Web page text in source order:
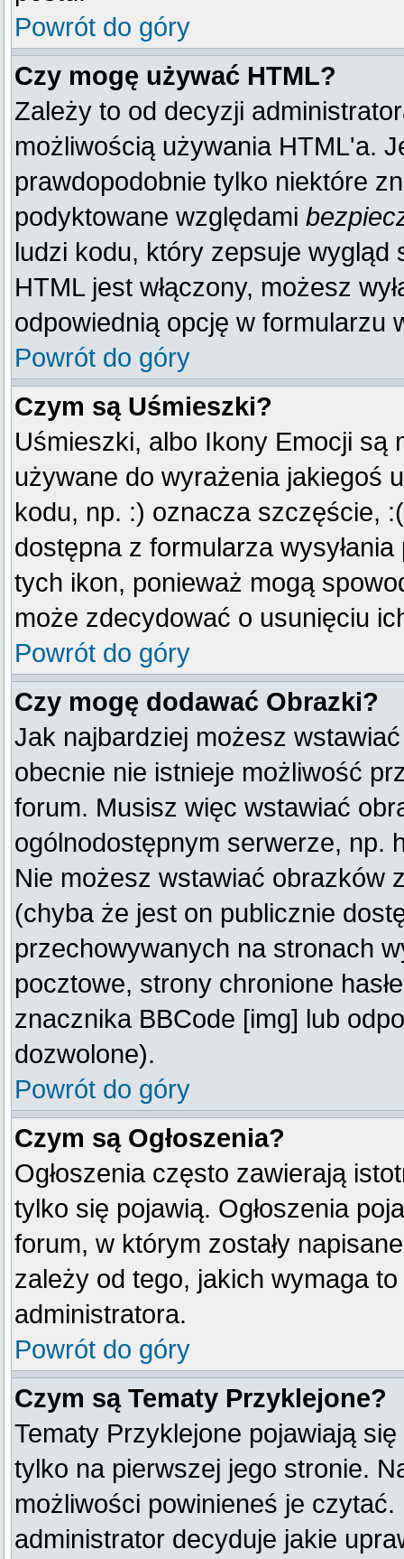
Powrót do góry
Czy mogę używać HTML?
Zależy to od decyzji
możliwością używania HTML'a.
prawdopodobnie tylko niektóre
podyktowane względami
ludzi kodu, który zepsuje wygląd
HTML jest włączony, możesz
odpowiednią opcję w formularzu
Powrót do góry
Czym są Uśmieszki?
Uśmieszki, albo Ikony Emocji są
używane do wyrażenia jakiegoś
kodu, np. :) oznacza szczęście,
dostępna z formularza
tych ikon, ponieważ mogą
może zdecydować o usunięciu
Powrót do góry
Czy mogę dodawać Obrazki?
Jak najbardziej możesz
obecnie nie istnieje możliwość
forum. Musisz więc wstawiać
ogólnodostępnym serwerze, np.
Nie możesz wstawiać obrazków
(chyba że jest on publicznie
przechowywanych na stronach
pocztowe, strony chronione
znacznika BBCode [img] lub
dozwolone).
Powrót do góry
Czym są Ogłoszenia?
Ogłoszenia często zawierają
tylko się pojawią. Ogłoszenia
forum, w którym zostały
zależy od tego, jakich wymaga
administratora.
Powrót do góry
Czym są Tematy Przyklejone?
Tematy Przyklejone pojawiają
tylko na pierwszej jego stronie.
możliwości powinieneś je czytać.
administrator decyduje jakie